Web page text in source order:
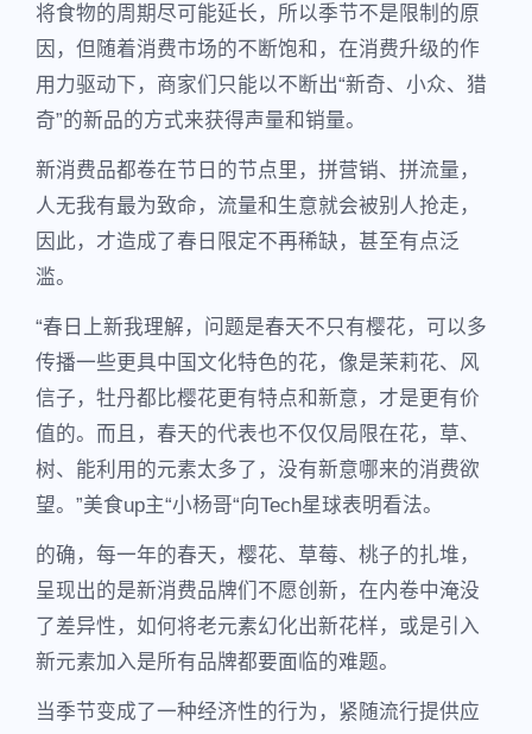
将食物的周期尽可能延长，所以季节不是限制的原
因，但随着消费市场的不断饱和，在消费升级的作
用力驱动下，商家们只能以不断出“新奇、小众、猎
奇”的新品的方式来获得声量和销量。
新消费品都卷在节日的节点里，拼营销、拼流量，
人无我有最为致命，流量和生意就会被别人抢走，
因此，才造成了春日限定不再稀缺，甚至有点泛
滥。
“春日上新我理解，问题是春天不只有樱花，可以多
传播一些更具中国文化特色的花，像是茉莉花、风
信子，牡丹都比樱花更有特点和新意，才是更有价
值的。而且，春天的代表也不仅仅局限在花，草、
树、能利用的元素太多了，没有新意哪来的消费欲
望。”美食up主“小杨哥“向Tech星球表明看法。
的确，每一年的春天，樱花、草莓、桃子的扎堆，
呈现出的是新消费品牌们不愿创新，在内卷中淹没
了差异性，如何将老元素幻化出新花样，或是引入
新元素加入是所有品牌都要面临的难题。
当季节变成了一种经济性的行为，紧随流行提供应